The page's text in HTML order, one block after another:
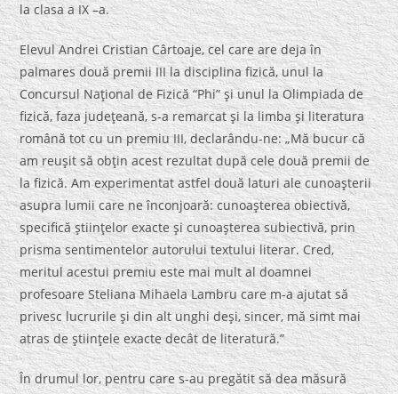
la clasa a IX –a.
Elevul Andrei Cristian Cârtoaje, cel care are deja în
palmares două premii III la disciplina fizică, unul la
Concursul Naţional de Fizică “Phi” şi unul la Olimpiada de
fizică, faza judeţeană, s-a remarcat şi la limba şi literatura
română tot cu un premiu III, declarându-ne: „Mă bucur că
am reuşit să obţin acest rezultat după cele două premii de
la fizică. Am experimentat astfel două laturi ale cunoaşterii
asupra lumii care ne înconjoară: cunoaşterea obiectivă,
specifică ştiinţelor exacte şi cunoaşterea subiectivă, prin
prisma sentimentelor autorului textului literar. Cred,
meritul acestui premiu este mai mult al doamnei
profesoare Steliana Mihaela Lambru care m-a ajutat să
privesc lucrurile şi din alt unghi deşi, sincer, mă simt mai
atras de ştiinţele exacte decât de literatură.”
În drumul lor, pentru care s-au pregătit să dea măsură